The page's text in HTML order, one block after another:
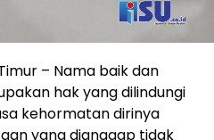
– Nama baik dan
hak yang dilindungi
kehormatan dirinya
yang dianggap tidak